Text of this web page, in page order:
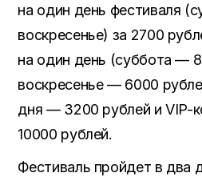
на один день фестиваля
воскресенье) за 2700
на один день (суббота —
воскресенье — 6000
дня — 3200 рублей и VIP-
10000 рублей.
Фестиваль пройдет в два